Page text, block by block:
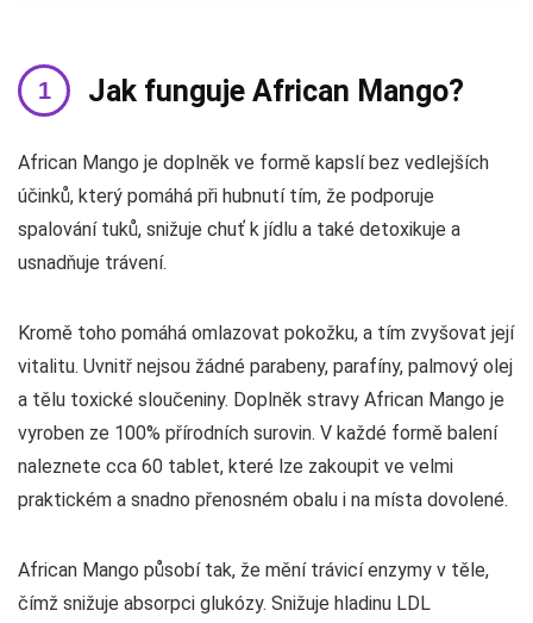
Jak funguje African Mango?
African Mango je doplněk ve formě kapslí bez vedlejších
účinků, který pomáhá při hubnutí tím, že podporuje
spalování tuků, snižuje chuť k jídlu a také detoxikuje a
usnadňuje trávení.
Kromě toho pomáhá omlazovat pokožku, a tím zvyšovat její
vitalitu. Uvnitř nejsou žádné parabeny, parafíny, palmový olej
a tělu toxické sloučeniny. Doplněk stravy African Mango je
vyroben ze 100% přírodních surovin. V každé formě balení
naleznete cca 60 tablet, které lze zakoupit ve velmi
praktickém a snadno přenosném obalu i na místa dovolené.
African Mango působí tak, že mění trávicí enzymy v těle,
čímž snižuje absorpci glukózy. Snižuje hladinu LDL